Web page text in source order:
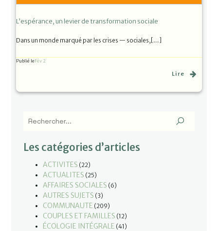
L’espérance, un levier de transformation sociale
Dans un monde marqué par les crises — sociales,[…]
Publié leFév 2
Lire
Les catégories d’articles
ACTIVITES (22)
ACTUALITES (25)
AFFAIRES SOCIALES (6)
AUTRES SUJETS (3)
COMMUNAUTE (209)
COUPLES ET FAMILLES (12)
ÉCOLOGIE INTÉGRALE (41)